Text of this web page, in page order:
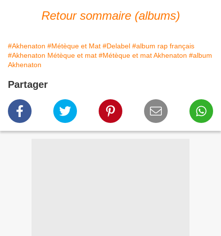
Retour sommaire (albums)
#Akhenaton #Métèque et Mat #Delabel #album rap français
#Akhenaton Métèque et mat #Métèque et mat Akhenaton #album
Akhenaton
Partager